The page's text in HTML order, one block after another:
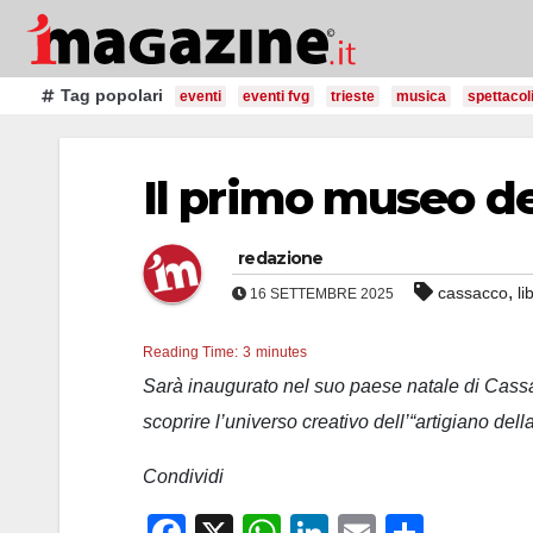
Salta
contenutoTag popolari eventi eventi fvg trieste musica spettacoli
Il primo museo
redazione
16 SETTEMBRE 2025 cassacco,
Reading Time: 3 minutes
Sarà inaugurato nel suo paese natale di
scoprire l’universo creativo dell’“artigiano
Condividi